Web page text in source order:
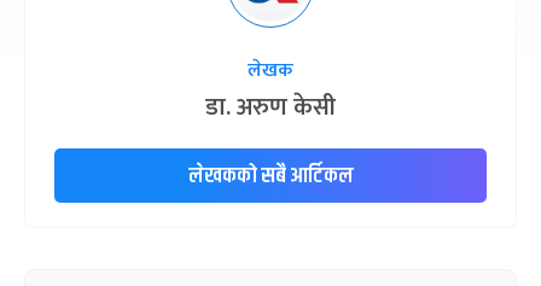
लेखक
डा. अरुण केसी
लेखकको सबै आर्टिकल